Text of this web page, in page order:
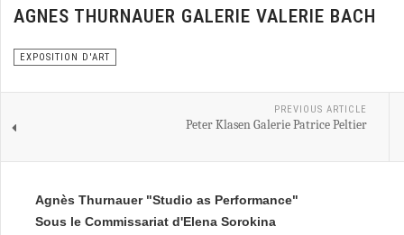
AGNES THURNAUER GALERIE VALERIE BACH
EXPOSITION D'ART
PREVIOUS ARTICLE
Peter Klasen Galerie Patrice Peltier
Agnès Thurnauer "Studio as Performance"
Sous le Commissariat d'Elena Sorokina